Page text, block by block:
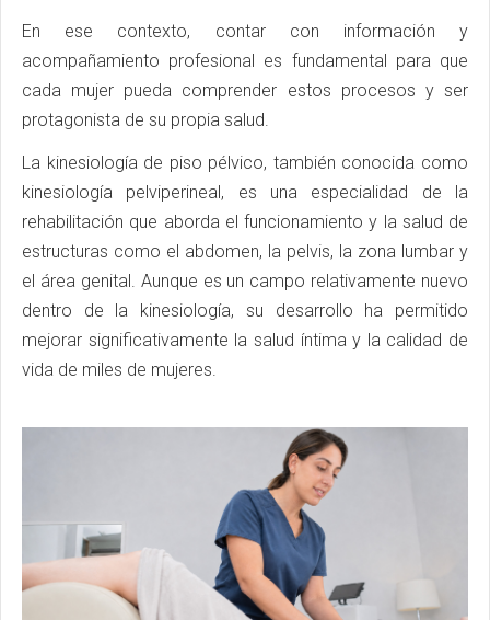
En ese contexto, contar con información y
acompañamiento profesional es fundamental para que
cada mujer pueda comprender estos procesos y ser
protagonista de su propia salud.
La kinesiología de piso pélvico, también conocida como
kinesiología pelviperineal, es una especialidad de la
rehabilitación que aborda el funcionamiento y la salud de
estructuras como el abdomen, la pelvis, la zona lumbar y
el área genital. Aunque es un campo relativamente nuevo
dentro de la kinesiología, su desarrollo ha permitido
mejorar significativamente la salud íntima y la calidad de
vida de miles de mujeres.